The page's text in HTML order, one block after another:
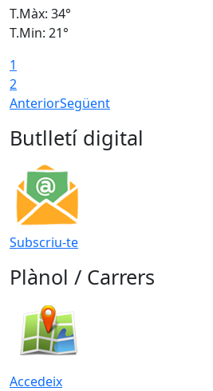
T.Màx: 34°
T.Min: 21°
1
2
AnteriorSegüent
Butlletí digital
Subscriu-te
Plànol / Carrers
Accedeix